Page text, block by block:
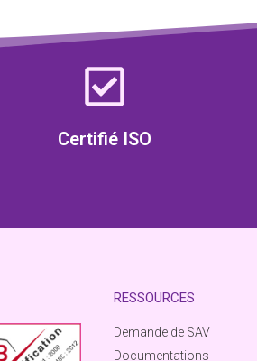
Certifié ISO
RESSOURCES
Demande de SAV
Documentations